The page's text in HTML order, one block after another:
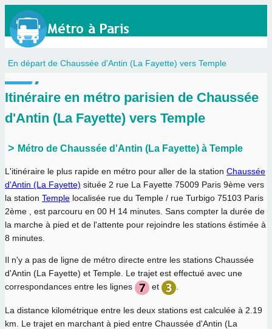
En départ de Chaussée d'Antin (La Fayette) vers Temple
Itinéraire en métro parisien de Chaussée
d'Antin (La Fayette) vers Temple
Métro de Chaussée d'Antin (La Fayette) à Temple
L'itinéraire le plus rapide en métro pour aller de la station Chaussée
d'Antin (La Fayette) située 2 rue La Fayette 75009 Paris 9ème vers
la station Temple localisée rue du Temple / rue Turbigo 75103 Paris
2ème , est parcouru en 00 H 14 minutes. Sans compter la durée de
la marche à pied et de l'attente pour rejoindre les stations éstimée à
8 minutes.
Il n'y a pas de ligne de métro directe entre les stations Chaussée
d'Antin (La Fayette) et Temple. Le trajet est effectué avec une
correspondances entre les lignes
et .
La distance kilométrique entre les deux stations est calculée à 2.19
km . Le trajet en marchant à pied entre Chaussée d'Antin (La